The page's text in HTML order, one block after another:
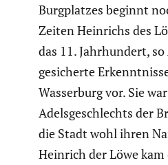
Burgplatzes beginnt
Zeiten Heinrichs des
das 11. Jahrhun­dert,
gesicherte
Wasser­burg vor. Sie
Adels­ge­schlechts der
die Stadt wohl ihren
Heinrich der Löwe